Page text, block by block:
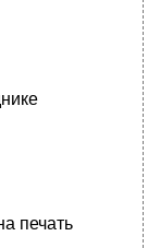
печать